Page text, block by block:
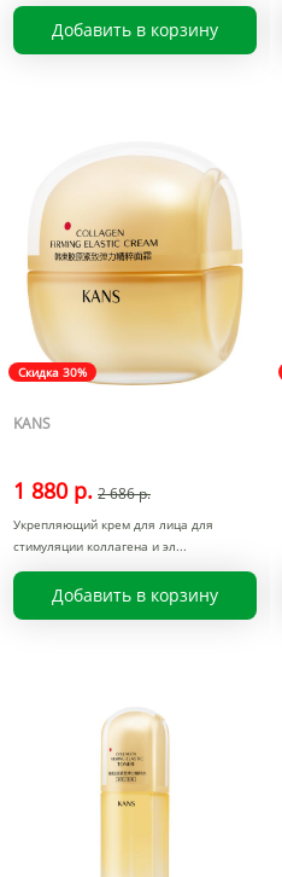
Добавить в корзину
Скидка 30%
KANS
1 880 р. 2 686 р.
Укрепляющий крем для лица для
стимуляции коллагена и эл
Добавить в корзину